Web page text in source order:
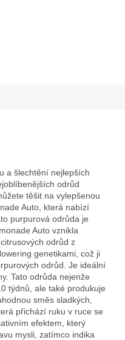
a šlechtění nejlepších
odrůd
těšit na vylepšenou
Auto, která nabízí
purpurová odrůda je
Auto vznikla
odrůd z
genetikami, což ji
odrůd. Je ideální
Tato odrůda nejenže
týdnů, ale také produkuje
směs sladkých,
přichází ruku v ruce se
efektem, který
mysli, zatímco indika